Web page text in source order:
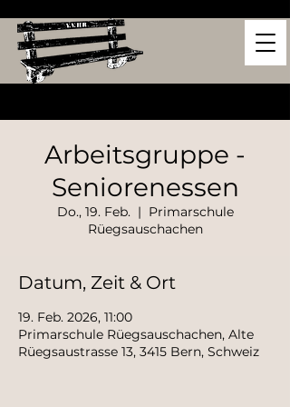
Arbeitsgruppe -
Seniorenessen
Do., 19. Feb.
  |
Primarschule
Rüegsauschachen
Datum, Zeit & Ort
19. Feb. 2026, 11:00
Primarschule Rüegsauschachen, Alte
Rüegsaustrasse 13, 3415 Bern, Schweiz